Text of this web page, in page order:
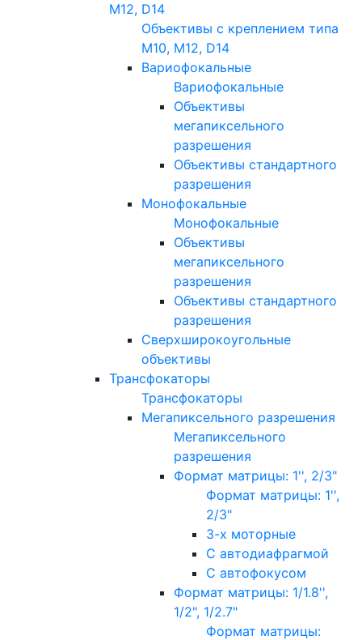
M12, D14
Объективы с креплением типа
M10, M12, D14
Вариофокальные
Вариофокальные
Объективы
мегапиксельного
разрешения
Объективы стандартного
разрешения
Монофокальные
Монофокальные
Объективы
мегапиксельного
разрешения
Объективы стандартного
разрешения
Сверхширокоугольные
объективы
Трансфокаторы
Трансфокаторы
Мегапиксельного разрешения
Мегапиксельного
разрешения
Формат матрицы: 1'', 2/3"
Формат матрицы: 1'',
2/3"
3-х моторные
С автодиафрагмой
С автофокусом
Формат матрицы: 1/1.8'',
1/2", 1/2.7"
Формат матрицы: